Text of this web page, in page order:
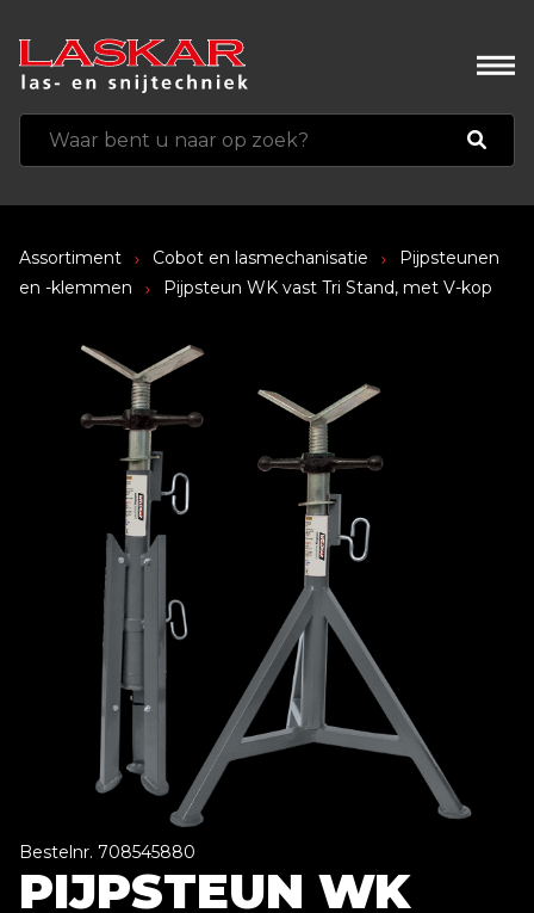
Assortiment Cobot en lasmechanisatie
Pijpsteunen
en -klemmen
Pijpsteun WK vast Tri Stand, met V-kop
Bestelnr. 708545880
PIJPSTEUN WK